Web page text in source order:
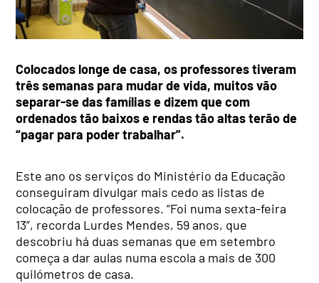
Colocados longe de casa, os professores tiveram
três semanas para mudar de vida, muitos vão
separar-se das famílias e dizem que com
ordenados tão baixos e rendas tão altas terão de
“pagar para poder trabalhar”.
Este ano os serviços do Ministério da Educação
conseguiram divulgar mais cedo as listas de
colocação de professores. “Foi numa sexta-feira
13”, recorda Lurdes Mendes, 59 anos, que
descobriu há duas semanas que em setembro
começa a dar aulas numa escola a mais de 300
quilómetros de casa.